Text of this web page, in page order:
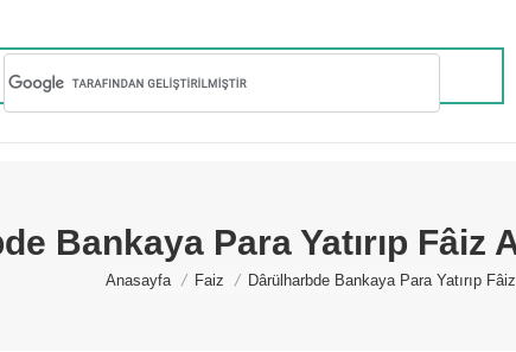
Bankaya Para Yatırıp Fâiz
You are here:
Anasayfa Faiz Dârülharbde Bankaya Para Yatırıp